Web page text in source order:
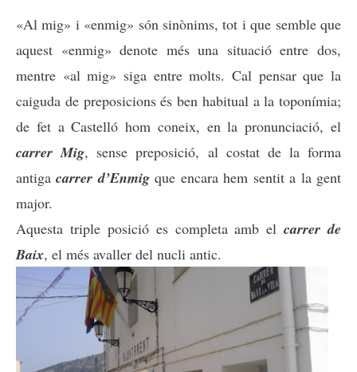
«Al mig» i «enmig» són sinònims, tot i que semble que
aquest «enmig» denote més una situació entre dos,
mentre «al mig» siga entre molts. Cal pensar que la
caiguda de preposicions és ben habitual a la toponímia;
de fet a Castelló hom coneix, en la pronunciació, el
carrer Mig, sense preposició, al costat de la forma
antigacarrer d’Enmigque encara hem sentit a la gent
major.
Aquesta triple posició es completa amb elcarrer de
Baix, el més avaller del nucli antic.